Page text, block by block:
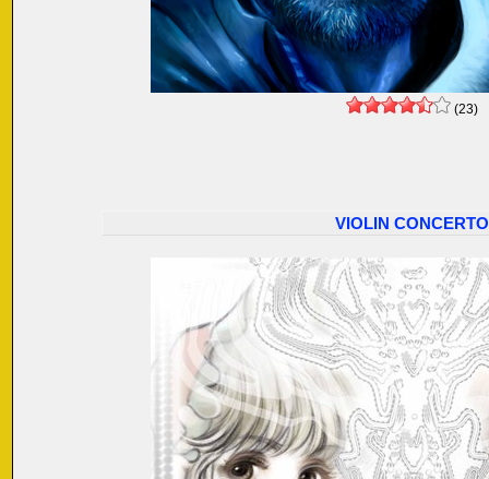
(23)
VIOLIN CONCERTO